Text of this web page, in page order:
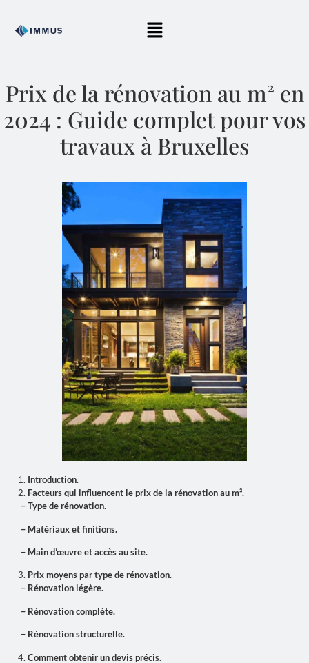
Prix de la rénovation au m² en
2024 : Guide complet pour vos
travaux à Bruxelles
Introduction.
Facteurs qui influencent le prix de la rénovation au m².
– Type de rénovation.
– Matériaux et finitions.
– Main d’œuvre et accès au site.
Prix moyens par type de rénovation.
– Rénovation légère.
– Rénovation complète.
– Rénovation structurelle.
Comment obtenir un devis précis.